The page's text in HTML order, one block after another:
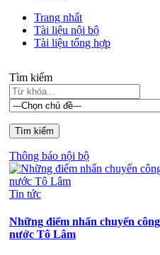
Trang nhất
Tài liệu nội bộ
Tài liệu tổng hợp
Tìm kiếm
Thông báo nội bộ
Tin tức
Những điểm nhấn chuyến
nước Tô Lâm